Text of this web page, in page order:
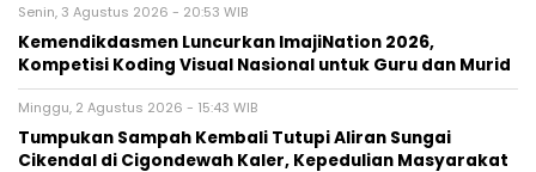
Senin, 3 Agustus 2026 - 20:53 WIB
Kemendikdasmen Luncurkan ImajiNation 2026,
Kompetisi Koding Visual Nasional untuk Guru dan Murid
Minggu, 2 Agustus 2026 - 15:43 WIB
Tumpukan Sampah Kembali Tutupi Aliran Sungai
Cikendal di Cigondewah Kaler, Kepedulian Masyarakat